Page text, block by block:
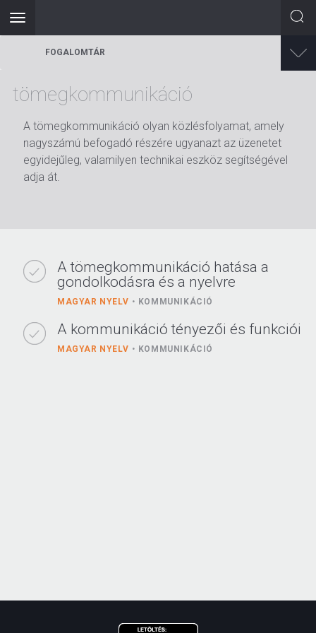
Toggle
navigation
FOGALOMTÁR
tömegkommunikáció
A tömegkommunikáció olyan közlésfolyamat, amely
nagyszámú befogadó részére ugyanazt az üzenetet
egyidejűleg, valamilyen technikai eszköz segítségével
adja át.
A tömegkommunikáció hatása a
gondolkodásra és a nyelvre
MAGYAR NYELV KOMMUNIKÁCIÓ
A kommunikáció tényezői és funkciói
MAGYAR NYELV KOMMUNIKÁCIÓ